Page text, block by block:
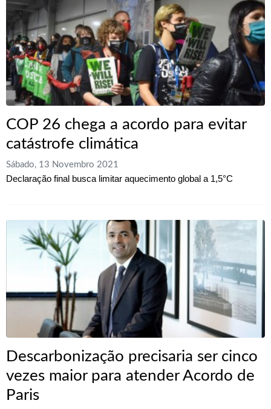
COP 26 chega a acordo para evitar
catástrofe climática
Sábado, 13 Novembro 2021
Declaração final busca limitar aquecimento global a 1,5°C
Descarbonização precisaria ser cinco
vezes maior para atender Acordo de
Paris